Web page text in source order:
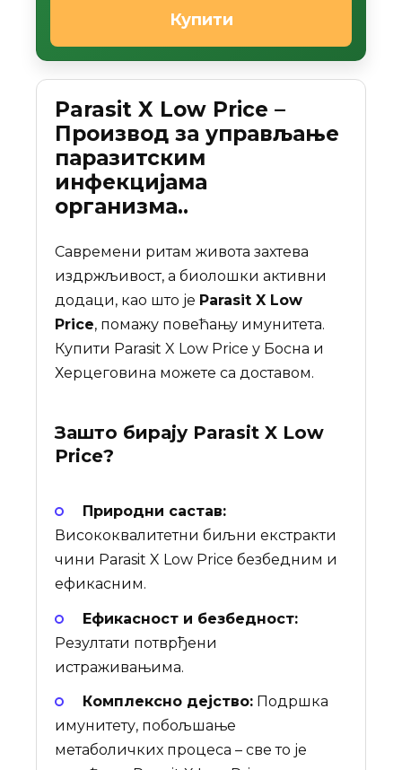
Купити
Parasit X Low Price –
Производ за управљање
паразитским
инфекцијама
организма..
Савремени ритам живота захтева
издржљивост, а биолошки активни
додаци, као што је Parasit X Low
Price, помажу повећању имунитета.
Купити Parasit X Low Price у Босна и
Херцеговина можете са доставом.
Зашто бирају Parasit X Low
Price?
Природни састав:
Висококвалитетни биљни екстракти
чини Parasit X Low Price безбедним и
ефикасним.
Ефикасност и безбедност:
Резултати потврђени
истраживањима.
Комплексно дејство: Подршка
имунитету, побољшање
метаболичких процеса – све то је